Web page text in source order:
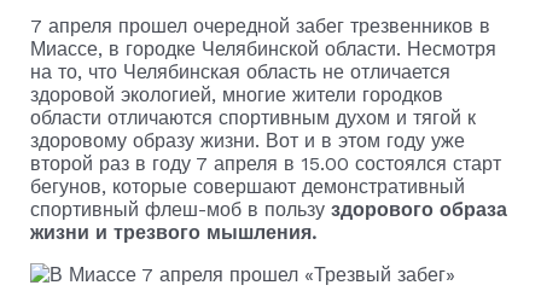
7 апреля прошел очередной забег трезвенников в
Миассе, в городке Челябинской области. Несмотря
на то, что Челябинская область не отличается
здоровой экологией, многие жители городков
области отличаются спортивным духом и тягой к
здоровому образу жизни. Вот и в этом году уже
второй раз в году 7 апреля в 15.00 состоялся старт
бегунов, которые совершают демонстративный
спортивный флеш-моб в пользу здорового образа
жизни и трезвого мышления.